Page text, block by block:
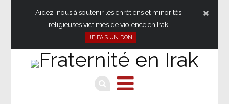
Aidez-nous à soutenir les chrétiens et minorités
religieuses victimes de violence en Irak
JE FAIS UN DON